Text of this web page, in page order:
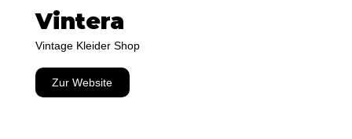
Vintera
Vintage Kleider Shop
Zur Website